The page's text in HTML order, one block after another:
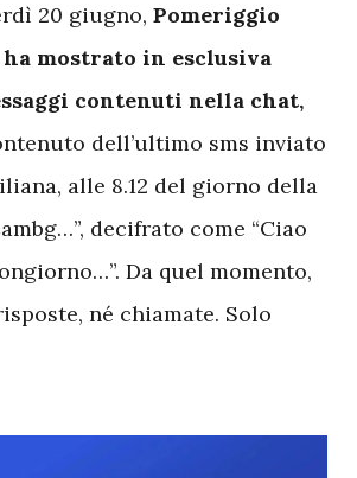
20 giugno, Pomeriggio
ha mostrato in esclusiva
contenuti nella chat,
dell’ultimo sms inviato
alle 8.12 del giorno della
decifrato come “Ciao
Da quel momento,
né chiamate. Solo